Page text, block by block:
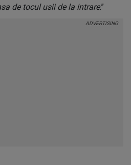
de tocul usii de la intrare.”